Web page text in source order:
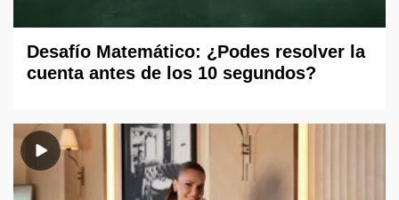
Desafío Matemático: ¿Podes resolver la
cuenta antes de los 10 segundos?